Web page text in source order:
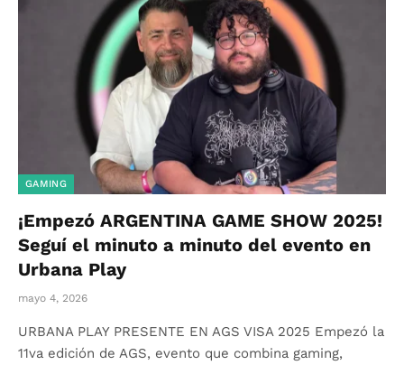
GAMING
¡Empezó ARGENTINA GAME SHOW 2025!
Seguí el minuto a minuto del evento en
Urbana Play
mayo 4, 2026
URBANA PLAY PRESENTE EN AGS VISA 2025 Empezó la
11va edición de AGS, evento que combina gaming,